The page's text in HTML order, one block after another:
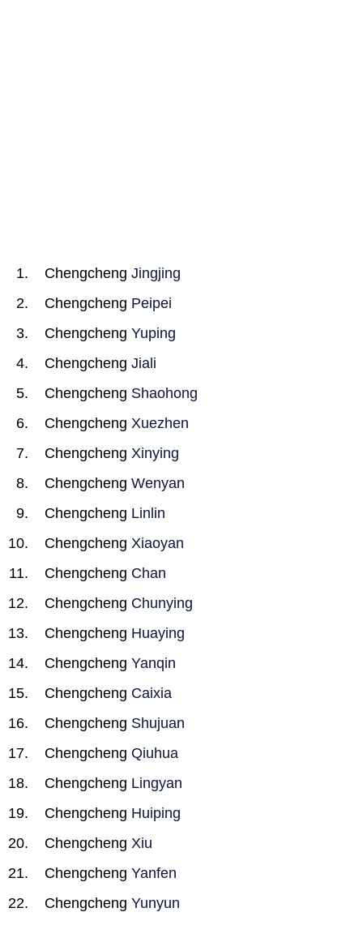
Chengcheng Jingjing
Chengcheng Peipei
Chengcheng Yuping
Chengcheng Jiali
Chengcheng Shaohong
Chengcheng Xuezhen
Chengcheng Xinying
Chengcheng Wenyan
Chengcheng Linlin
Chengcheng Xiaoyan
Chengcheng Chan
Chengcheng Chunying
Chengcheng Huaying
Chengcheng Yanqin
Chengcheng Caixia
Chengcheng Shujuan
Chengcheng Qiuhua
Chengcheng Lingyan
Chengcheng Huiping
Chengcheng Xiu
Chengcheng Yanfen
Chengcheng Yunyun